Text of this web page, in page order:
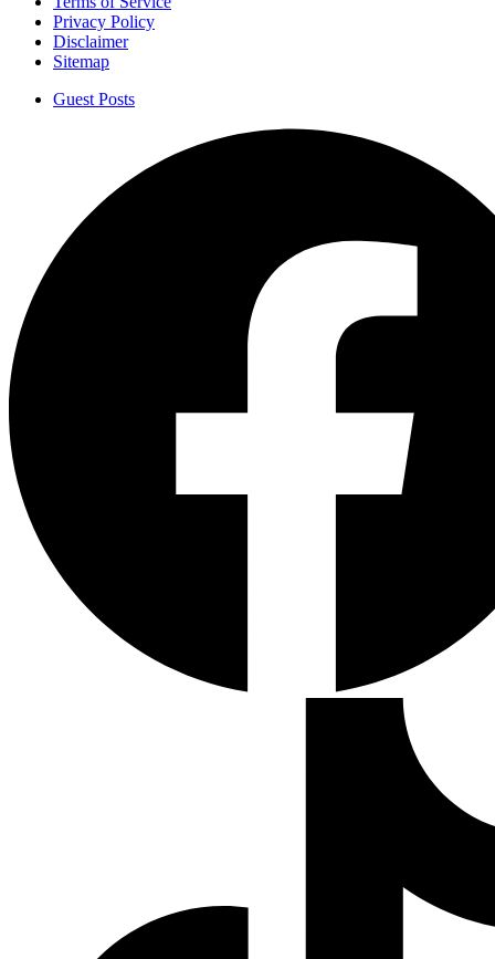
Privacy Policy
Disclaimer
Sitemap
Guest Posts